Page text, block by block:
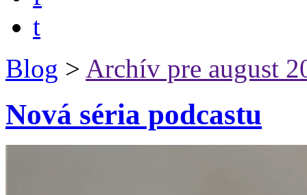
t
Blog > Archív pre august
Nová séria podcastu